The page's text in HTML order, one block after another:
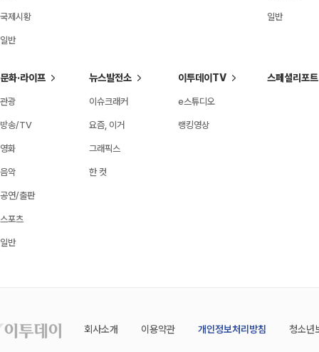
국제시황
일반
일반
문화·라이프
관광
방송/TV
영화
음악
공연/출판
스포츠
일반
뉴스발전소
이슈크래커
요즘, 이거
그래픽스
한 컷
이투데이TV
e스튜디오
랭킹영상
스페셜리포트
회사소개 이용약관 개인정보처리방침 청소년